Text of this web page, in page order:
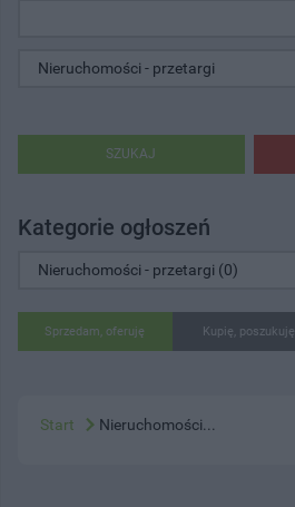
SZUKAJ
Kategorie ogłoszeń
Sprzedam, oferuję Kupię, poszukuję
Start Nieruchomości...